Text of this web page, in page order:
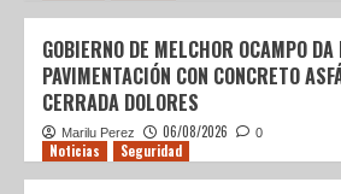
GOBIERNO DE MELCHOR OCAMPO
PAVIMENTACIÓN CON CONCRETO
CERRADA DOLORES
Marilu Perez 06/08/2026 0
Noticias Seguridad